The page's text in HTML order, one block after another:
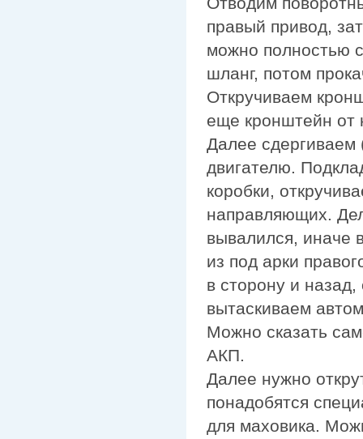
правый привод,
можно полностью
шланг, потом
Откручиваем
еще кронштейн от
Далее сдергиваем
двигателю.
коробки,
направляющих.
вывалился, иначе
из под арки
в сторону и
вытаскиваем
Можно сказать
АКП.
Далее нужно
понадобятся
для маховика.